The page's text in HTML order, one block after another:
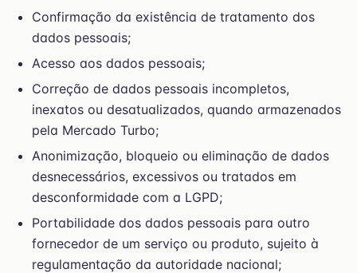
Confirmação da existência de tratamento dos
dados pessoais;
Acesso aos dados pessoais;
Correção de dados pessoais incompletos,
inexatos ou desatualizados, quando armazenados
pela Mercado Turbo;
Anonimização, bloqueio ou eliminação de dados
desnecessários, excessivos ou tratados em
desconformidade com a LGPD;
Portabilidade dos dados pessoais para outro
fornecedor de um serviço ou produto, sujeito à
regulamentação da autoridade nacional;